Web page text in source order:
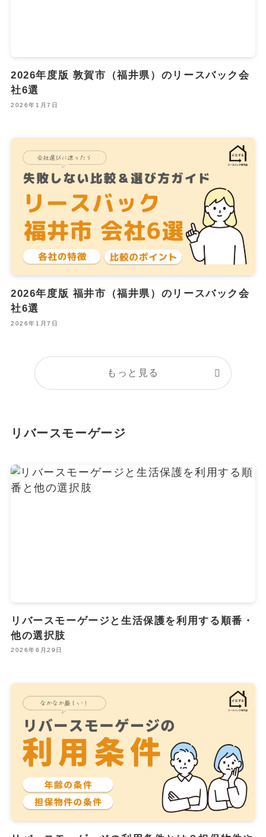
2026年度版 敦賀市（福井県）のリースバック会
社6選
2026年1月7日
2026年度版 福井市（福井県）のリースバック会
社6選
2026年1月7日
もっと見る
リバースモーゲージ
リバースモーゲージと生活保護を利用する順番・
他の選択肢
2026年6月29日